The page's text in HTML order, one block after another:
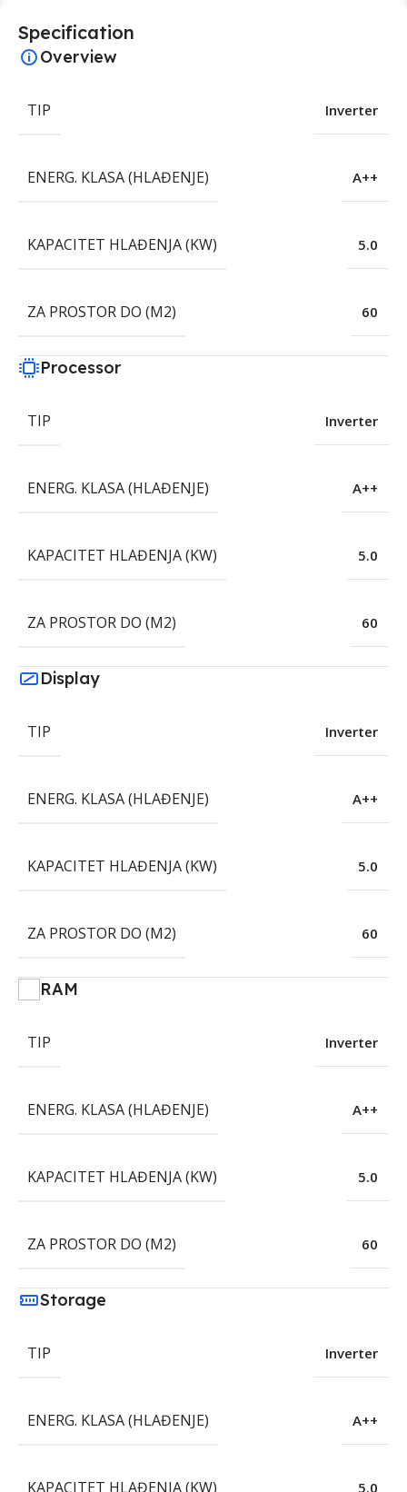
Specification
Overview
TIP Inverter
ENERG. KLASA (HLAĐENJE) A++
KAPACITET HLAĐENJA (KW) 5.0
ZA PROSTOR DO (M2) 60
Processor
TIP Inverter
ENERG. KLASA (HLAĐENJE) A++
KAPACITET HLAĐENJA (KW) 5.0
ZA PROSTOR DO (M2) 60
Display
TIP Inverter
ENERG. KLASA (HLAĐENJE) A++
KAPACITET HLAĐENJA (KW) 5.0
ZA PROSTOR DO (M2) 60
RAM
TIP Inverter
ENERG. KLASA (HLAĐENJE) A++
KAPACITET HLAĐENJA (KW) 5.0
ZA PROSTOR DO (M2) 60
Storage
TIP Inverter
ENERG. KLASA (HLAĐENJE) A++
KAPACITET HLAĐENJA (KW) 5.0